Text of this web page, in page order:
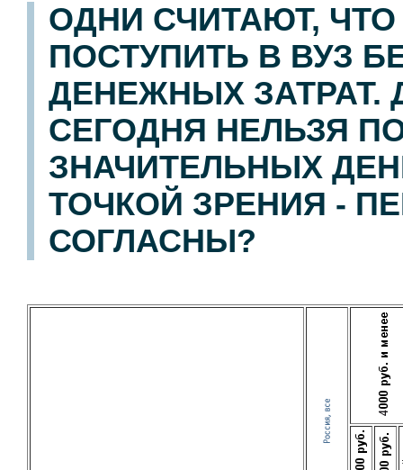
ОДНИ СЧИТАЮТ,
ПОСТУПИТЬ В ВУЗ
ДЕНЕЖНЫХ ЗАТРАТ.
СЕГОДНЯ НЕЛЬЗЯ
ЗНАЧИТЕЛЬНЫХ
ТОЧКОЙ ЗРЕНИЯ -
СОГЛАСНЫ?